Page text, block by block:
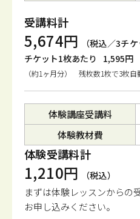
受講料計
5,674円
（税込／3チケ
チケット1枚あたり
1,595円
（約1ヶ月分） 残枚数1枚で3枚自
体験講座受講料
体験教材費
体験受講料計
1,210円 （税込）
まずは体験レッスンからの
お申し込みください。